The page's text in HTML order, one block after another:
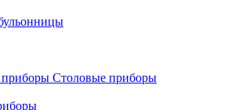
Cтоловые приборы